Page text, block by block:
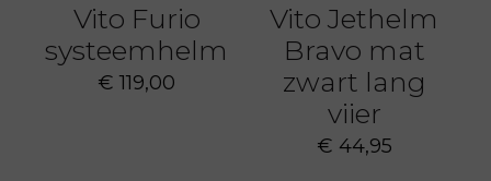
Vito Furio
systeemhelm
€ 119,00
Vito Jethelm
Bravo mat
zwart lang
viier
€ 44,95